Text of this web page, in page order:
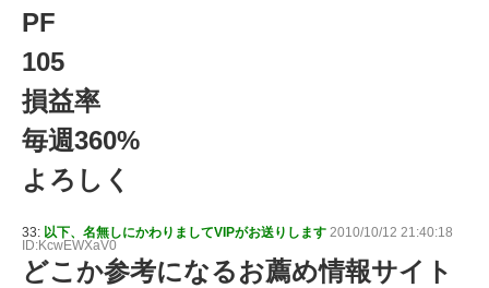
PF
105
損益率
毎週360%
よろしく
33: 以下、名無しにかわりましてVIPがお送りします 2010/10/12 21:40:18
ID:KcwEWXaV0
どこか参考になるお薦め情報サイト